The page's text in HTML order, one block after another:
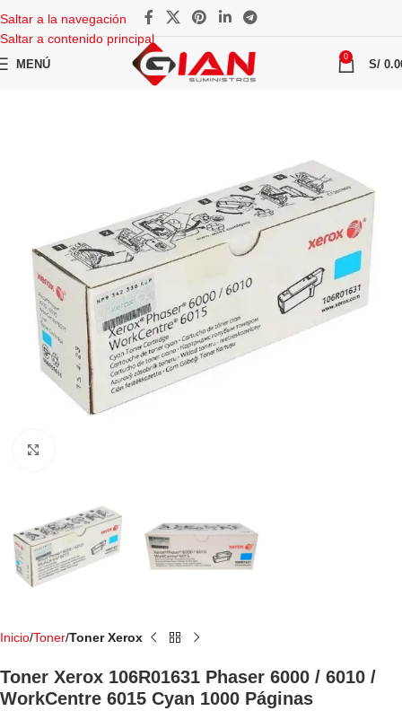
Saltar a la navegación
Saltar a contenido principal
MENÚ
0
S/
Inicio Toner Toner Xerox
Toner Xerox 106R01631 Phaser 6000 / 6010 /
WorkCentre 6015 Cyan 1000 ​Páginas